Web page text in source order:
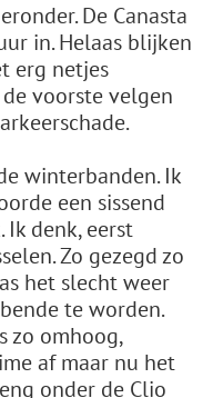
De Canasta
in. Helaas blijken
erg netjes
voorste velgen
winterbanden. Ik
een sissend
denk, eerst
Zo gezegd zo
het slecht weer
te worden.
zo omhoog,
af maar nu het
onder de Clio